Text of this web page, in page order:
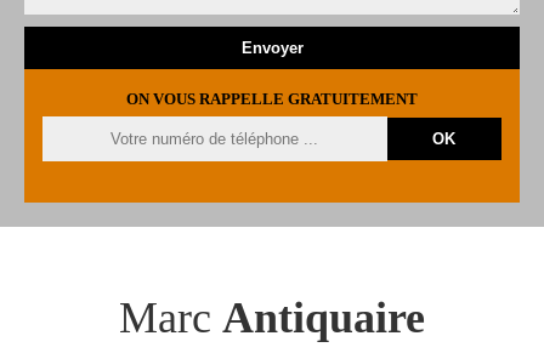
ON VOUS RAPPELLE GRATUITEMENT
Marc Antiquaire